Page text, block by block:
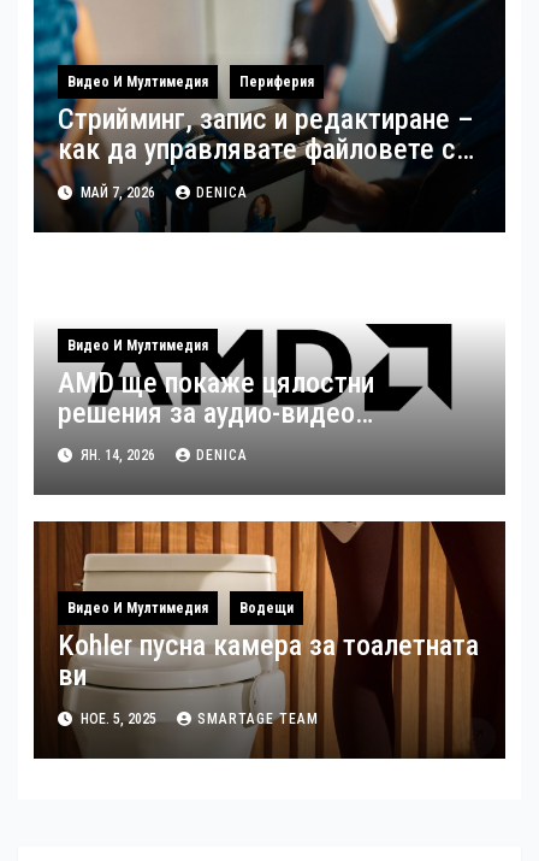
Видео И Мултимедия Периферия
Стрийминг, запис и редактиране –
как да управлявате файловете си
като създател
МАЙ 7, 2026 DENICA
Видео И Мултимедия
AMD ще покаже цялостни
решения за аудио-видео
излъчвания по време на ISE 2026
ЯН. 14, 2026 DENICA
Видео И Мултимедия Водещи
Kohler пусна камера за тоалетната
ви
НОЕ. 5, 2025 SMARTAGE TEAM